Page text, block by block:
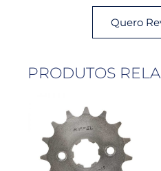
Quero
PRODUTOS